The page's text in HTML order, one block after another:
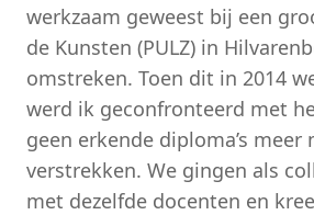
werkzaam geweest bij een
de Kunsten (PULZ) in
omstreken. Toen dit in 2014
werd ik geconfronteerd met
geen erkende diploma’s meer
verstrekken. We gingen als
met dezelfde docenten en